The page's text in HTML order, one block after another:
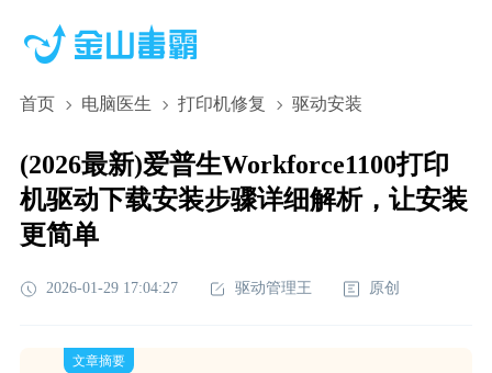
首页 电脑医生 打印机修复 驱动安装
(2026最新)爱普生Workforce1100打印
机驱动下载安装步骤详细解析，让安装
更简单
2026-01-29 17:04:27 驱动管理王 原创
文章摘要